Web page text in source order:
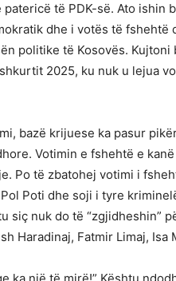
patericë të PDK-së. Ato
dhe i votës të fshehtë
politike të Kosovës.
2025, ku nuk u lejua
bazë krijuese ka pasur
Votimin e fshehtë e
Po të zbatohej votimi i
Poti dhe soji i tyre
siç nuk do të “zgjidheshin”
Haradinaj, Fatmir Limaj,